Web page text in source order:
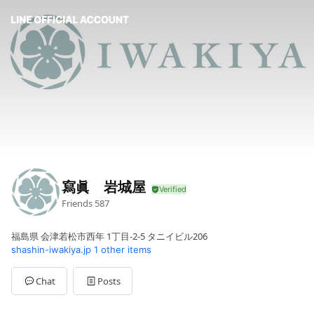
寫眞 岩城屋
Friends 587
福島県 会津若松市西年 1丁目-2-5 タニイビル206
shashin-iwakiya.jp 1 other items
Chat Posts